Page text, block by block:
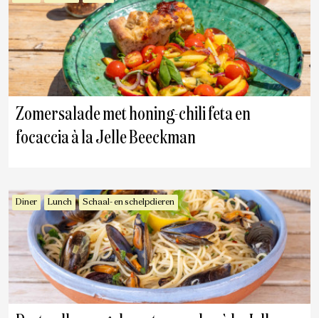
Zomersalade met honing-chili feta en
focaccia à la Jelle Beeckman
Diner Lunch Schaal- en schelpdieren